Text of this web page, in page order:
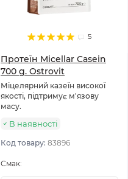
5
Протеїн Micellar Casein
700 g. Ostrovit
Міцелярний казеїн високої
якості, підтримує м'язову
масу.
В наявності
Код товару: 83896
Смак: